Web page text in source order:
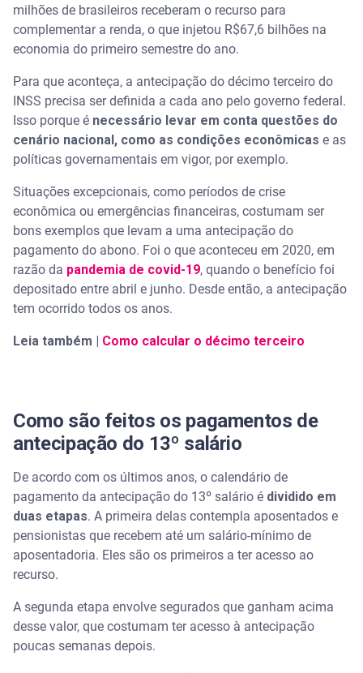
milhões de brasileiros receberam o recurso para
complementar a renda, o que injetou R$67,6 bilhões na
economia do primeiro semestre do ano.
Para que aconteça, a antecipação do décimo terceiro do
INSS precisa ser definida a cada ano pelo governo federal.
Isso porque é necessário levar em conta questões do
cenário nacional, como as condições econômicas e as
políticas governamentais em vigor, por exemplo.
Situações excepcionais, como períodos de crise
econômica ou emergências financeiras, costumam ser
bons exemplos que levam a uma antecipação do
pagamento do abono. Foi o que aconteceu em 2020, em
razão da pandemia de covid-19, quando o benefício foi
depositado entre abril e junho. Desde então, a antecipação
tem ocorrido todos os anos.
Leia também | Como calcular o décimo terceiro
Como são feitos os pagamentos de
antecipação do 13º salário
De acordo com os últimos anos, o calendário de
pagamento da antecipação do 13º salário é dividido em
duas etapas. A primeira delas contempla aposentados e
pensionistas que recebem até um salário-mínimo de
aposentadoria. Eles são os primeiros a ter acesso ao
recurso.
A segunda etapa envolve segurados que ganham acima
desse valor, que costumam ter acesso à antecipação
poucas semanas depois.